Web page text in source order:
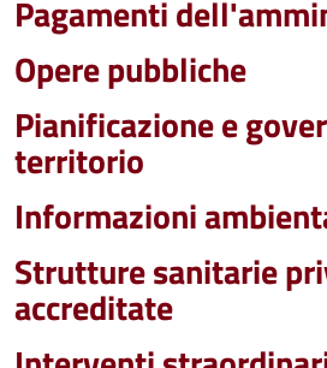
Pagamenti
Opere pubbliche
Pianificazione e
territorio
Informazioni
Strutture sanitarie
accreditate